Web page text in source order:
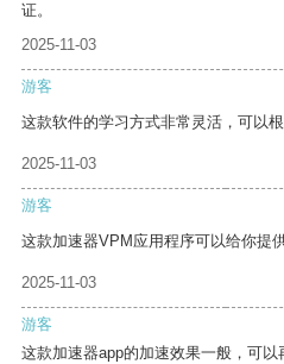
证。
2025-11-03
游客
这款软件的学习方式非常灵活，可以
2025-11-03
游客
这款加速器VPM应用程序可以给你提
2025-11-03
游客
这款加速器app的加速效果一般，可